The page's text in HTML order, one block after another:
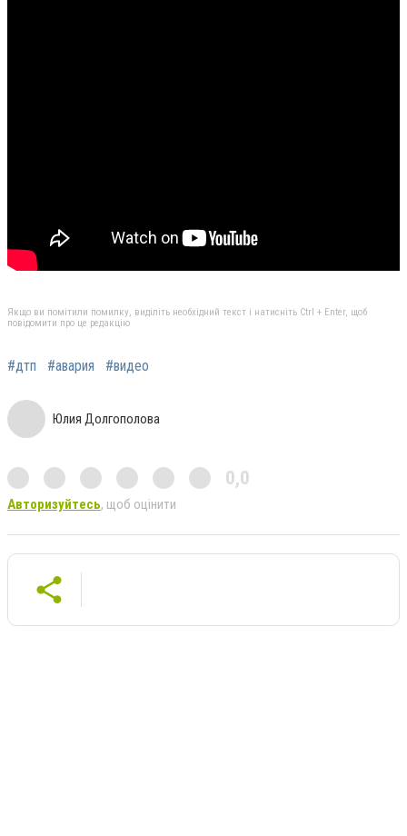
Якщо ви помітили помилку, виділіть необхідний текст і натисніть Ctrl + Enter, щоб
повідомити про це редакцію
#дтп #авария #видео
Юлия Долгополова
0,0
Авторизуйтесь, щоб оцінити